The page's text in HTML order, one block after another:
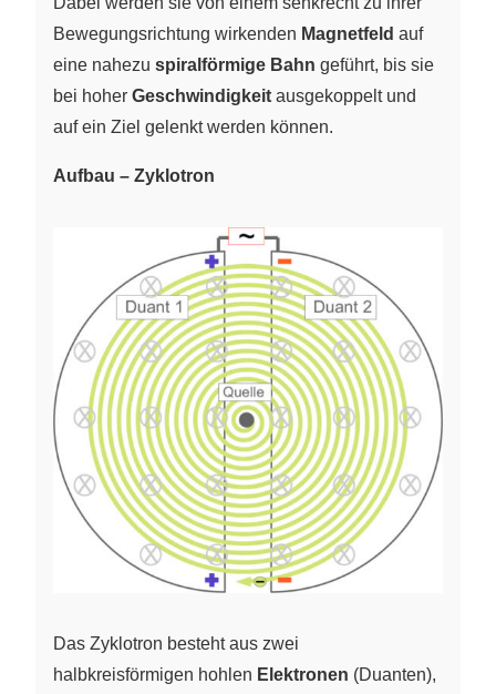
Bewegungsrichtung wirkenden Magnetfeld auf
eine nahezu spiralförmige Bahn geführt, bis sie
bei hoher Geschwindigkeit ausgekoppelt und
auf ein Ziel gelenkt werden können.
Aufbau – Zyklotron
Das Zyklotron besteht aus zwei
halbkreisförmigen hohlen Elektronen (Duanten),